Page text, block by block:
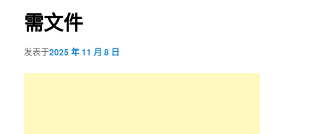
容
区
需文件
发表于2025 年 11 月 8 日